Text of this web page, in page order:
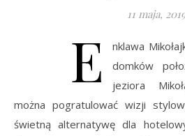
11 maja,
E
nklawa
domków
jeziora
można pogratulować wizji
świetną alternatywę dla